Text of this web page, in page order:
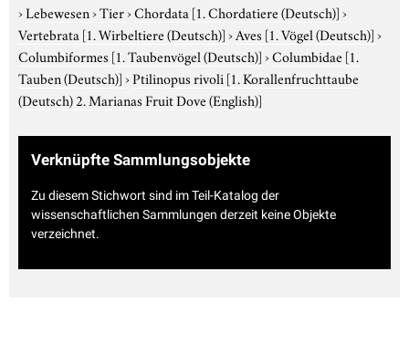
›Lebewesen›Tier›Chordata [1. Chordatiere (Deutsch)]›
Vertebrata [1. Wirbeltiere (Deutsch)]›Aves [1. Vögel (Deutsch)]›
Columbiformes [1. Taubenvögel (Deutsch)]›Columbidae [1.
Tauben (Deutsch)]›Ptilinopus rivoli [1. Korallenfruchttaube
(Deutsch) 2. Marianas Fruit Dove (English)]
Verknüpfte Sammlungsobjekte
Zu diesem Stichwort sind im Teil-Katalog der
wissenschaftlichen Sammlungen derzeit keine Objekte
verzeichnet.